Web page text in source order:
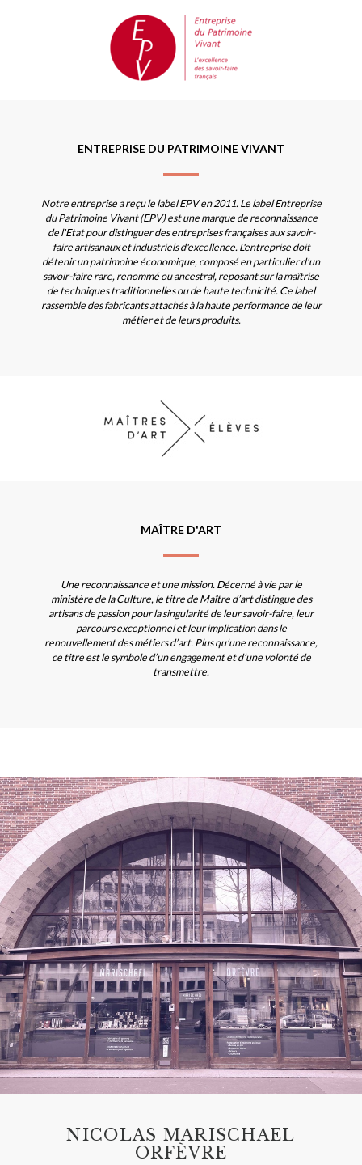
ENTREPRISE DU PATRIMOINE VIVANT
Notre entreprise a reçu le label EPV en 2011. Le label Entreprise
du Patrimoine Vivant (EPV) est une marque de reconnaissance
de l'Etat pour distinguer des entreprises françaises aux savoir-
faire artisanaux et industriels d'excellence. L'entreprise doit
détenir un patrimoine économique, composé en particulier d'un
savoir-faire rare, renommé ou ancestral, reposant sur la maîtrise
de techniques traditionnelles ou de haute technicité. Ce label
rassemble des fabricants attachés à la haute performance de leur
métier et de leurs produits.
MAÎTRE D'ART
Une reconnaissance et une mission. Décerné à vie par le
ministère de la Culture, le titre de Maître d’art distingue des
artisans de passion pour la singularité de leur savoir-faire, leur
parcours exceptionnel et leur implication dans le
renouvellement des métiers d’art. Plus qu’une reconnaissance,
ce titre est le symbole d’un engagement et d’une volonté de
transmettre.
NICOLAS MARISCHAEL
ORFÈVRE